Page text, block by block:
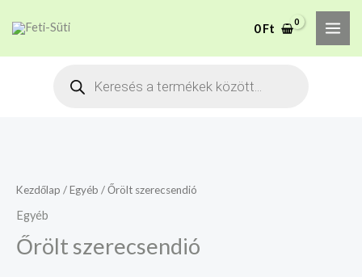
content
0Ft
Products
Kezdőlap /Egyéb / Őrölt szerecsendió
Egyéb
Őrölt szerecsendió
mennyiség
A mélyhűtött termékeket
csakis saját felelősségre
Megértettem